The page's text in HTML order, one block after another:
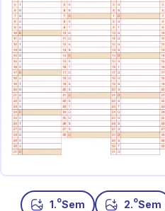
1.oSem 2.oSem